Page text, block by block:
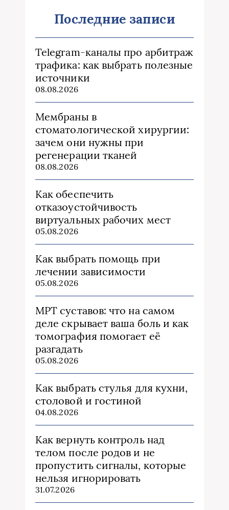
Последние записи
Telegram-каналы про арбитраж
трафика: как выбрать полезные
источники
08.08.2026
Мембраны в
стоматологической хирургии:
зачем они нужны при
регенерации тканей
08.08.2026
Как обеспечить
отказоустойчивость
виртуальных рабочих мест
05.08.2026
Как выбрать помощь при
лечении зависимости
05.08.2026
МРТ суставов: что на самом
деле скрывает ваша боль и как
томография помогает её
разгадать
05.08.2026
Как выбрать стулья для кухни,
столовой и гостиной
04.08.2026
Как вернуть контроль над
телом после родов и не
пропустить сигналы, которые
нельзя игнорировать
31.07.2026